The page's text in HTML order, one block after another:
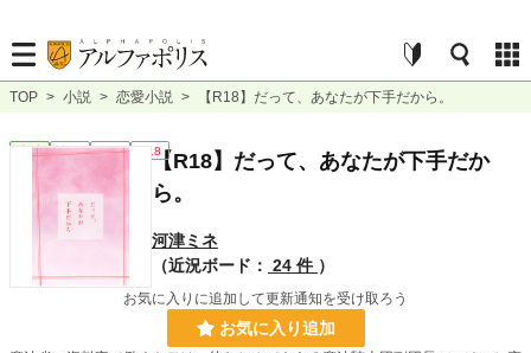
TOP > 小説 > 恋愛小説 > 【R18】だって、あなたが下手だから。
恋愛 完結 短編 R18【R18】だって、あなたが下手だか
ら。
河津ミネ
（近況ボード： 24 件 ）
お気に入りに追加して更新通知を受け取ろう
お気に入り追加